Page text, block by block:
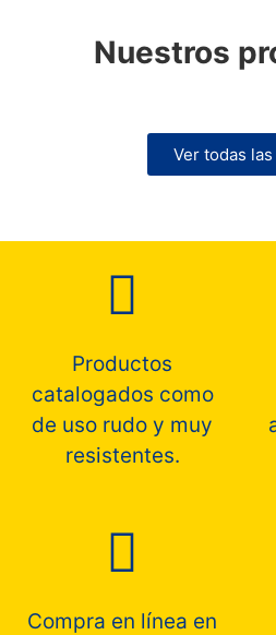
Nuestros
Ver todas
Productos
catalogados como
de uso rudo y muy
resistentes.
Compra en línea en